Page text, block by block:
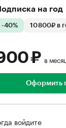
на год
-40% 10 800₽ в
₽ в
Оформить
войдите